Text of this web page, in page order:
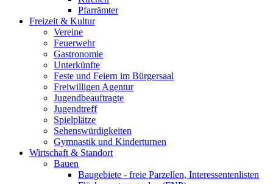
Pfarrämter
Freizeit & Kultur
Vereine
Feuerwehr
Gastronomie
Unterkünfte
Feste und Feiern im Bürgersaal
Freiwilligen Agentur
Jugendbeauftragte
Jugendtreff
Spielplätze
Sehenswürdigkeiten
Gymnastik und Kinderturnen
Wirtschaft & Standort
Bauen
Baugebiete - freie Parzellen, Interessentenlisten